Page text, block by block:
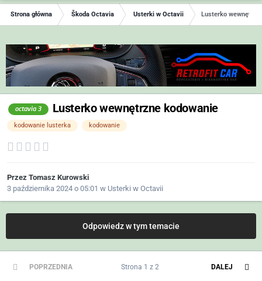
Strona główna Škoda Octavia Usterki w Octavii Lusterko
octavia 3 Lusterko wewnętrzne kodowanie
kodowanie lusterka kodowanie
Przez Tomasz Kurowski
3 października 2024 o 05:01 w Usterki w Octavii
Odpowiedz w tym temacie
POPRZEDNIA DALEJ
Strona 1 z 2